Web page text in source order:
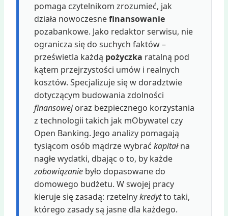
pomaga czytelnikom zrozumieć, jak
działa nowoczesnefinansowanie
pozabankowe. Jako redaktor serwisu, nie
ogranicza się do suchych faktów –
prześwietla każdą pożyczka ratalną pod
kątem przejrzystości umów i realnych
kosztów. Specjalizuje się w doradztwie
dotyczącym budowania zdolności
finansowejoraz bezpiecznego korzystania
z technologii takich jak mObywatel czy
Open Banking. Jego analizy pomagają
tysiącom osób mądrze wybrać kapitałna
nagłe wydatki, dbając o to, by każde
zobowiązaniebyło dopasowane do
domowego budżetu. W swojej pracy
kieruje się zasadą: rzetelnykredytto taki,
którego zasady są jasne dla każdego.